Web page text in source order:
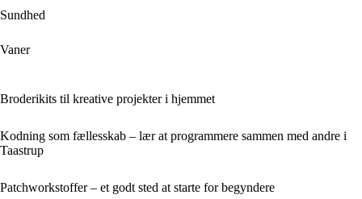
Sundhed
Vaner
Broderikits til kreative projekter i hjemmet
Kodning som fællesskab – lær at programmere sammen med andre i
Taastrup
Patchworkstoffer – et godt sted at starte for begyndere